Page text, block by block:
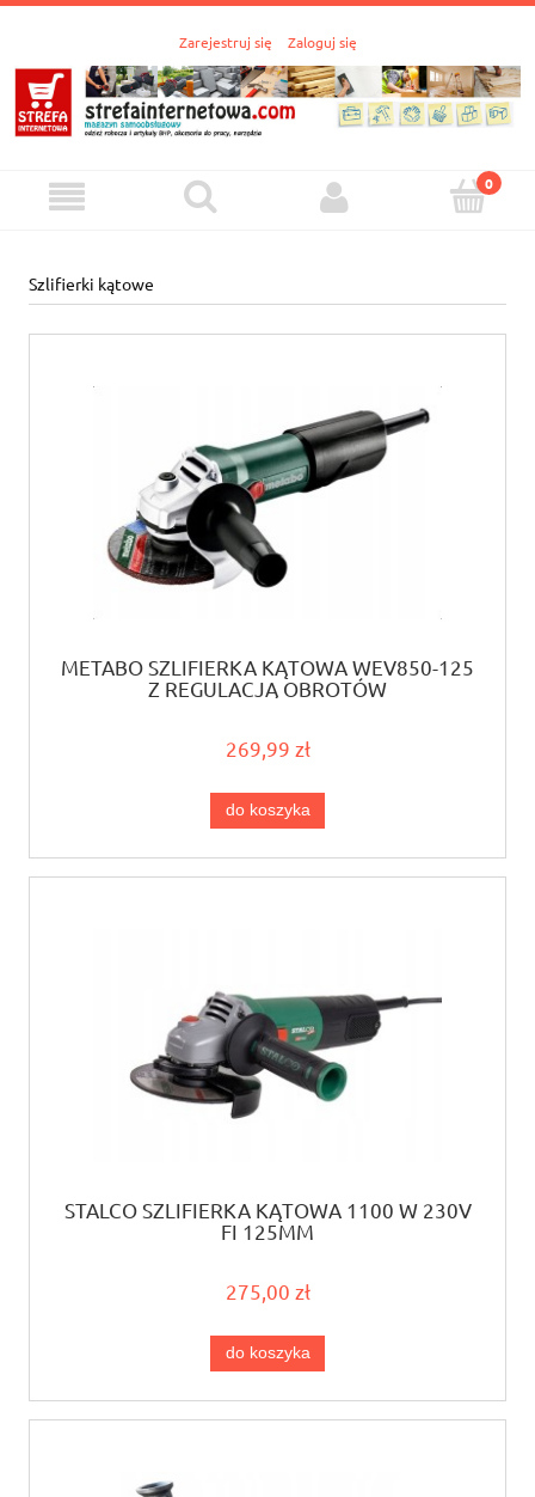
Zarejestruj się Zaloguj się
Szlifierki kątowe
METABO SZLIFIERKA KĄTOWA WEV850-125
Z REGULACJĄ OBROTÓW
269,99 zł
do koszyka
STALCO SZLIFIERKA KĄTOWA 1100 W 230V
FI 125MM
275,00 zł
do koszyka